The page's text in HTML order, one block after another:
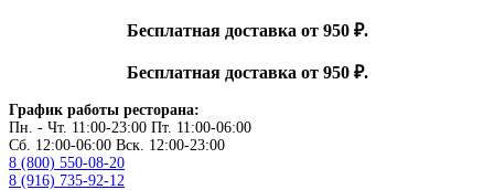
Бесплатная доставка от 950 ₽.
Бесплатная доставка от 950 ₽.
График работы ресторана:
Пн. - Чт. 11:00-23:00 Пт. 11:00-06:00
Сб. 12:00-06:00 Вск. 12:00-23:00
8 (800) 550-08-20
8 (916) 735-92-12